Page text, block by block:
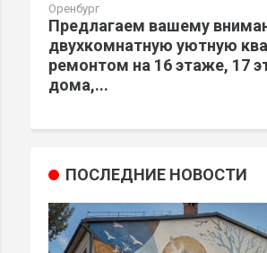
Оренбург
Предлагаем вашему
двухкомнатную уютную
ремонтом на 16 этаже, 17
дома,...
ПОСЛЕДНИЕ НОВОСТИ